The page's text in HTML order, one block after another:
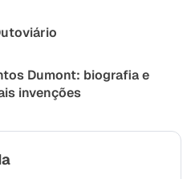
Dumont: biografia e
invenções